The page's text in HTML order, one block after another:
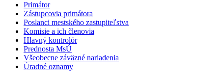
Primátor
Zástupcovia primátora
Poslanci mestského zastupiteľstva
Komisie a ich členovia
Hlavný kontrolór
Prednosta MsÚ
Všeobecne záväzné nariadenia
Úradné oznamy